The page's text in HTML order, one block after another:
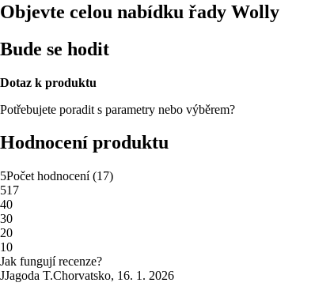
Objevte celou nabídku řady Wolly
Bude se hodit
Dotaz k produktu
Potřebujete poradit s parametry nebo výběrem?
Hodnocení produktu
5Počet hodnocení(17)
517
40
30
20
10
Jak fungují recenze?
JJagoda T.Chorvatsko, 16. 1. 2026